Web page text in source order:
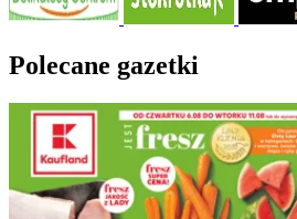
Polecane gazetki